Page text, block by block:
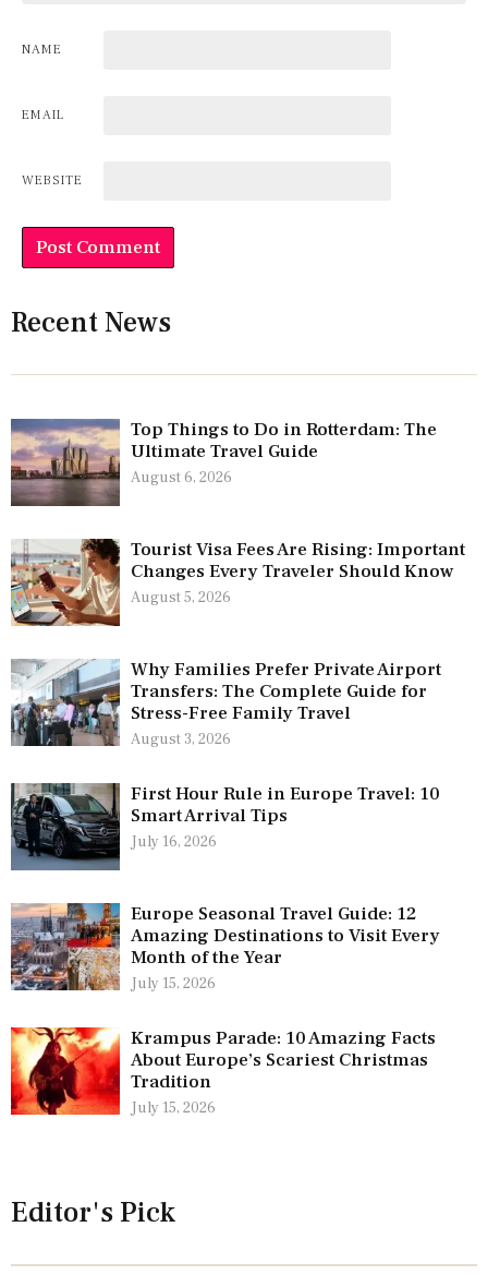
NAME
EMAIL
WEBSITE
Recent News
Top Things to Do in Rotterdam: The
Ultimate Travel Guide
August 6, 2026
Tourist Visa Fees Are Rising: Important
Changes Every Traveler Should Know
August 5, 2026
Why Families Prefer Private Airport
Transfers: The Complete Guide for
Stress-Free Family Travel
August 3, 2026
First Hour Rule in Europe Travel: 10
Smart Arrival Tips
July 16, 2026
Europe Seasonal Travel Guide: 12
Amazing Destinations to Visit Every
Month of the Year
July 15, 2026
Krampus Parade: 10 Amazing Facts
About Europe’s Scariest Christmas
Tradition
July 15, 2026
Editor's Pick